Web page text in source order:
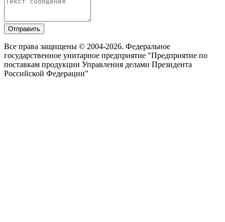
Отправить
Все права защищены © 2004-2026. Федеральное
государственное унитарное предприятие "Предприятие по
поставкам продукции Управления делами Президента
Российской Федерации"